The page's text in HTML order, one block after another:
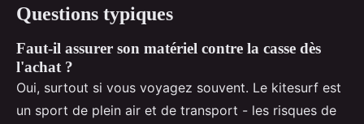
Questions typiques
Faut-il assurer son matériel contre la casse dès
l'achat ?
Oui, surtout si vous voyagez souvent. Le kitesurf est
un sport de plein air et de transport - les risques de